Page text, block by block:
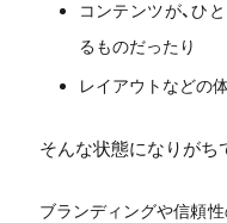
コンテンツが、ひ
るものだったり
レイアウトなどの
そんな状態になりがち
ブランディングや信頼